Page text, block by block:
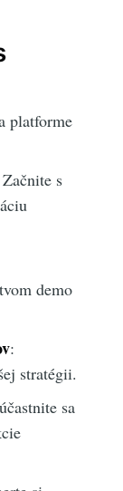
platforme
s
demo
:
stratégii.
sa